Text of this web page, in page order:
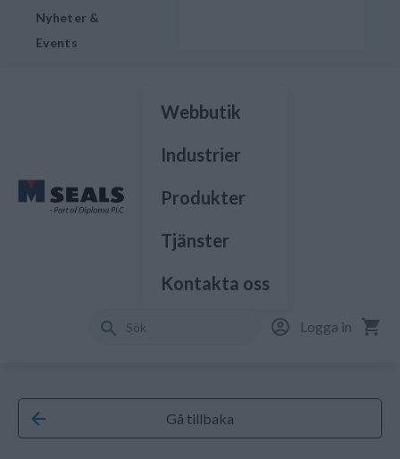
Nyheter &
Events
Webbutik
Industrier
Produkter
Tjänster
Kontakta oss
Logga in
Gå tillbaka